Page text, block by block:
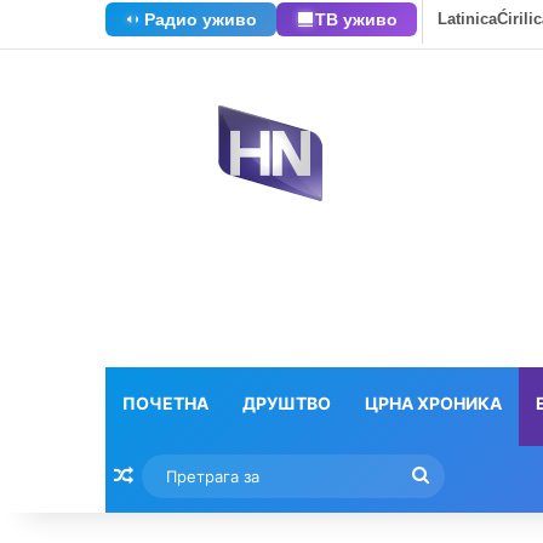
Радио уживо ТВ уживо Latinica
ПОЧЕТНА ДРУШТВО ЦРНА ХРОНИКА
Насумични текстови
за